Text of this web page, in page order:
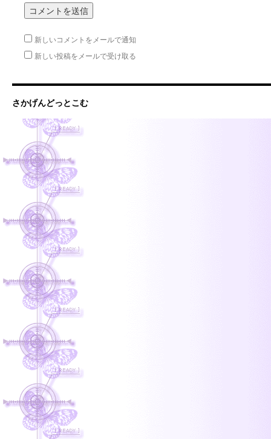
新しいコメントをメールで通知
新しい投稿をメールで受け取る
さかげんどっとこむ